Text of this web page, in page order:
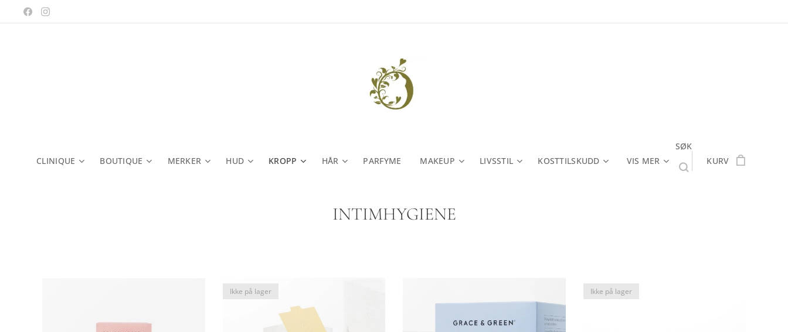
CLINIQUE BOUTIQUE MERKER HUD KROPP HÅR PARFYME MAKEUP LIVSSTIL KOSTTILSKUDD VIS MER
SØK
KURV
INTIMHYGIENE
Ikke på lager Ikke på lager